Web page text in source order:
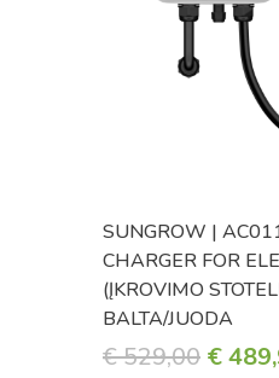
SUNGROW |
CHARGER FOR
(ĮKROVIMO
BALTA/JUODA
€529,00 €